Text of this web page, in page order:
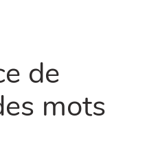
de
mots